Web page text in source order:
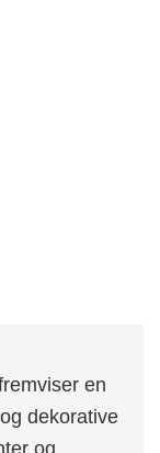
en
dekorative
og